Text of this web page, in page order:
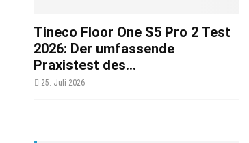
Tineco Floor One S5 Pro 2 Test
2026: Der umfassende
Praxistest des...
25. Juli 2026